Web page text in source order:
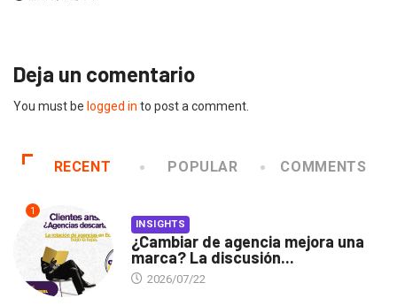
Deja un comentario
You must be logged in to post a comment.
RECENT POPULAR COMMENTS
1
INSIGHTS
¿Cambiar de agencia mejora una
marca? La discusión...
2026/07/22